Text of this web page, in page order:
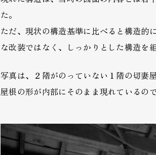
た。
ただ、現状の構造基準に比べると構造的
な改装ではなく、しっかりとした構造を
写真は、２階がのっていない１階の切妻
屋根の形が内部にそのまま現れているの